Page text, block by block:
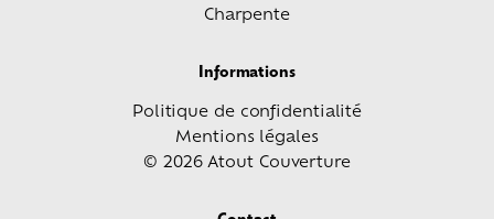
Charpente
Informations
Politique de confidentialité
Mentions légales
© 2026 Atout Couverture